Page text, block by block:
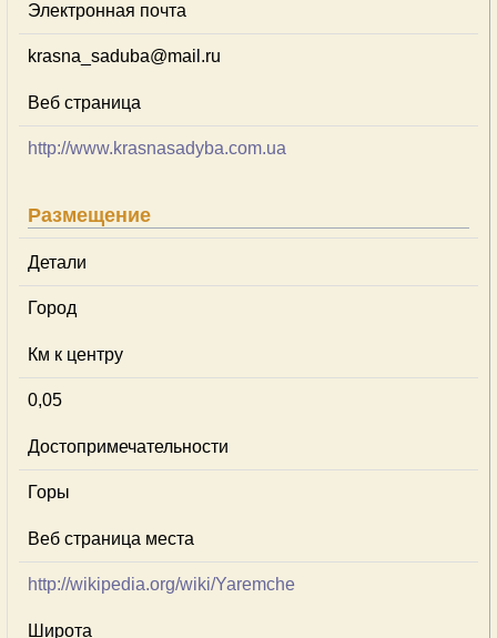
Электронная почта
krasna_saduba@mail.ru
Веб страница
http://www.krasnasadyba.com.ua
Размещение
Детали
Город
Км к центру
0,05
Достопримечательности
Горы
Веб страница места
http://wikipedia.org/wiki/Yaremche
Широта